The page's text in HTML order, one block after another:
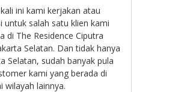
ini kami kerjakan atau
untuk salah satu klien kami
di The Residence Ciputra
Selatan. Dan tidak hanya
Selatan, sudah banyak pula
kami yang berada di
wilayah lainnya.